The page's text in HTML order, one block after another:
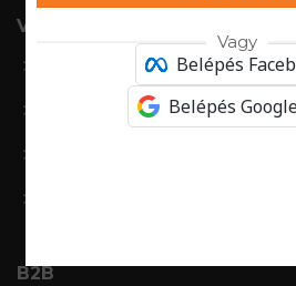
Vásárlói fiók
Bejelenkezés/regisztáció
B2B
Vagy
Belépés
Belépés